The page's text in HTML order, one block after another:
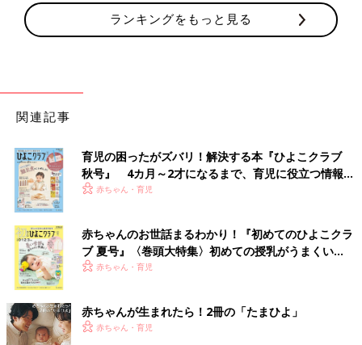
ランキングをもっと見る
関連記事
育児の困ったがズバリ！解決する本『ひよこクラブ
秋号』 4カ月～2才になるまで、育児に役立つ情報が
いっぱい！
赤ちゃん・育児
赤ちゃんのお世話まるわかり！『初めてのひよこクラ
ブ 夏号』〈巻頭大特集〉初めての授乳がうまくい
く！ おっぱい・ミルクの基本と夏のトラブル 解決テ
赤ちゃん・育児
赤ちゃんが生まれたら！2冊の「たまひよ」
赤ちゃん・育児